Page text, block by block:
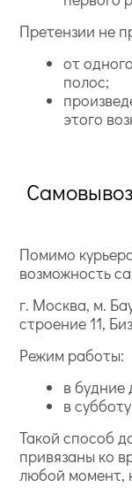
Претензии не
от
полос;
этого
Самовывоз
Помимо
возможность
г. Москва, м.
строение 11,
Режим работы:
в будние
в
Такой способ
привязаны ко
любой момент,